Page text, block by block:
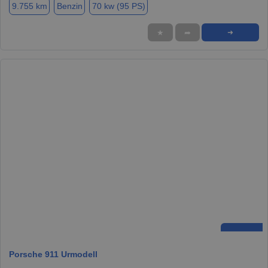
9.755 km Benzin 70 kw (95 PS)
★ ➦ ➜
Porsche 911 Urmodell